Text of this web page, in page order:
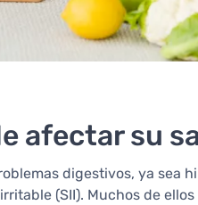
afectar su
digestivos, ya sea
(SII). Muchos de